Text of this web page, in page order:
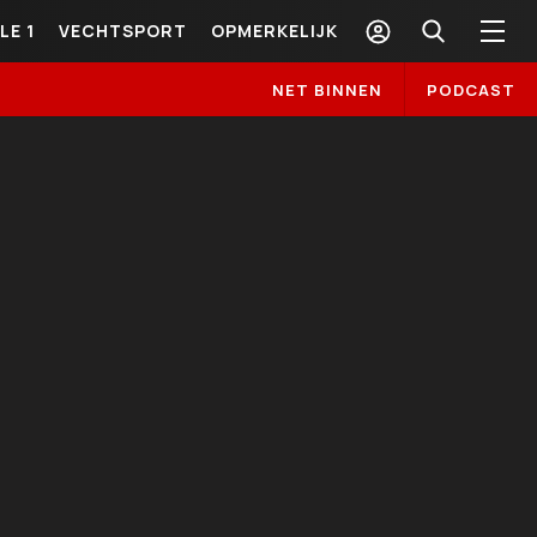
1 VECHTSPORT OPMERKELIJK
NET BINNEN PODCAST